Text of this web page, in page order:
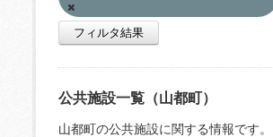
フィルタ結果
公共施設一覧（山都町）
山都町の公共施設に関する情報です。